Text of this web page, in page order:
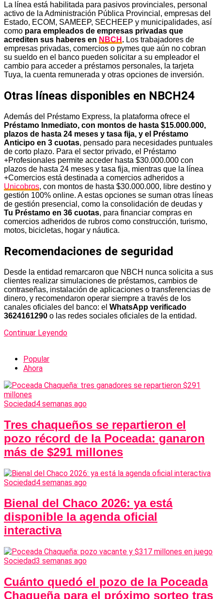
La línea está habilitada para pasivos provinciales, personal
activo de la Administración Pública Provincial, empresas del
Estado, ECOM, SAMEEP, SECHEEP y municipalidades, así
como para empleados de empresas privadas que
acrediten sus haberes en NBCH . Los trabajadores de
empresas privadas, comercios o pymes que aún no cobran
su sueldo en el banco pueden solicitar a su empleador el
cambio para acceder a préstamos personales, la tarjeta
Tuya, la cuenta remunerada y otras opciones de inversión.
Otras líneas disponibles en NBCH24
Además del Préstamo Express, la plataforma ofrece el
Préstamo Inmediato, con montos de hasta $15.000.000,
plazos de hasta 24 meses y tasa fija, y el Préstamo
Anticipo en 3 cuotas, pensado para necesidades puntuales
de corto plazo. Para el sector privado, el Préstamo
+Profesionales permite acceder hasta $30.000.000 con
plazos de hasta 24 meses y tasa fija, mientras que la línea
+Comercios está destinada a comercios adheridos a
Unicobros, con montos de hasta $30.000.000, libre destino y
gestión 100% online. A estas opciones se suman otras líneas
de gestión presencial, como la consolidación de deudas y
Tu Préstamo en 36 cuotas, para financiar compras en
comercios adheridos de rubros como construcción, turismo,
motos, bicicletas, hogar y náutica.
Recomendaciones de seguridad
Desde la entidad remarcaron que NBCH nunca solicita a sus
clientes realizar simulaciones de préstamos, cambios de
contraseñas, instalación de aplicaciones o transferencias de
dinero, y recomendaron operar siempre a través de los
canales oficiales del banco: el WhatsApp verificado
3624161290 o las redes sociales oficiales de la entidad.
Continuar Leyendo
Popular
Ahora
Sociedad4 semanas ago
Tres chaqueños se repartieron el
pozo récord de la Poceada: ganaron
más de $291 millones
Sociedad4 semanas ago
Bienal del Chaco 2026: ya está
disponible la agenda oficial
interactiva
Sociedad3 semanas ago
Cuánto quedó el pozo de la Poceada
Chaqueña para el próximo sorteo tras